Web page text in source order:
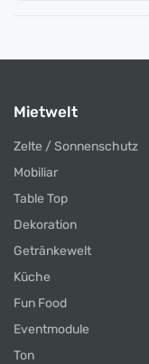
Mietwelt
Zelte / Sonnenschutz
Mobiliar
Table Top
Dekoration
Getränkewelt
Küche
Fun Food
Eventmodule
Ton